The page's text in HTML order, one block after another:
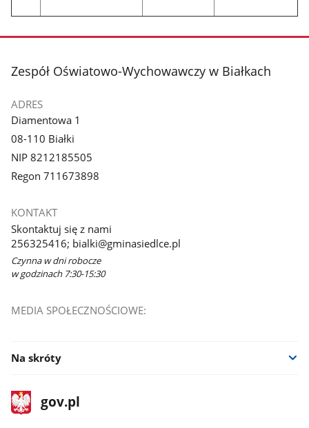
stopka
Zespół Oświatowo-Wychowawczy w Białkach
ADRES
Diamentowa 1
08-110 Białki
NIP 8212185505
Regon 711673898
KONTAKT
Skontaktuj się z nami
256325416; bialki@gminasiedlce.pl
Czynna w dni robocze
w godzinach 7:30-15:30
MEDIA SPOŁECZNOŚCIOWE:
Na skróty
stopka
gov.plStrona
gov.pl